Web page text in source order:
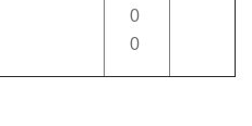
0
0